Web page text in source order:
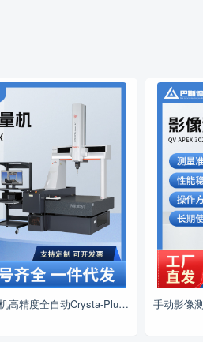
三次元三坐标测量机高精度全自动Crysta-PlusM7106三维检测仪器